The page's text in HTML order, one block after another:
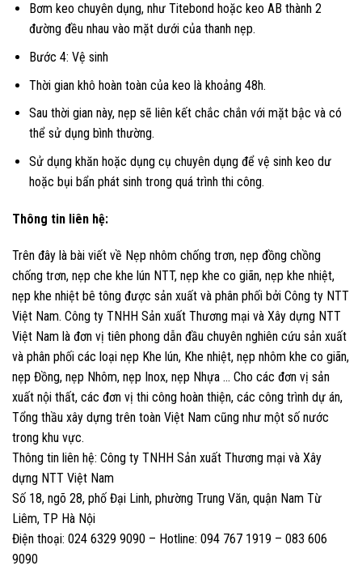
Bơm keo chuyên dụng, như Titebond hoặc keo AB thành 2
đường đều nhau vào mặt dưới của thanh nẹp.
Bước 4: Vệ sinh
Thời gian khô hoàn toàn của keo là khoảng 48h.
Sau thời gian này, nẹp sẽ liên kết chắc chắn với mặt bậc và có
thể sử dụng bình thường.
Sử dụng khăn hoặc dụng cụ chuyên dụng để vệ sinh keo dư
hoặc bụi bẩn phát sinh trong quá trình thi công.
Thông tin liên hệ:
Trên đây là bài viết về Nẹp nhôm chống trơn, nẹp đồng chồng
chống trơn, nẹp che khe lún NTT, nẹp khe co giãn, nẹp khe nhiệt,
nẹp khe nhiệt bê tông được sản xuất và phân phối bởi Công ty NTT
Việt Nam. Công ty TNHH Sản xuất Thương mại và Xây dựng NTT
Việt Nam là đơn vị tiên phong dẫn đầu chuyên nghiên cứu sản xuất
và phân phối các loại nẹp Khe lún, Khe nhiệt, nẹp nhôm khe co giãn,
nẹp Đồng, nẹp Nhôm, nẹp Inox, nẹp Nhựa … Cho các đơn vị sản
xuất nội thất, các đơn vị thi công hoàn thiện, các công trình dự án,
Tổng thầu xây dựng trên toàn Việt Nam cũng như một số nước
trong khu vực.
Thông tin liên hệ: Công ty TNHH Sản xuất Thương mại và Xây
dựng NTT Việt Nam
Số 18, ngõ 28, phố Đại Linh, phường Trung Văn, quận Nam Từ
Liêm, TP Hà Nội
Điện thoại: 024 6329 9090 – Hotline: 094 767 1919 – 083 606
9090